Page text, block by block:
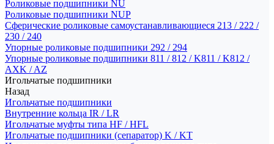
Роликовые подшипники NU
Роликовые подшипники NUP
Сферические роликовые самоустанавливающиеся 213 / 222 /
230 / 240
Упорные роликовые подшипники 292 / 294
Упорные роликовые подшипники 811 / 812 / K811 / K812 /
AXK / AZ
Игольчатые подшипники
Назад
Игольчатые подшипники
Внутренние кольца IR / LR
Игольчатые муфты типа HF / HFL
Игольчатые подшипники (сепаратор) K / KT